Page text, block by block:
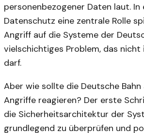
personenbezogener Daten laut. In
Datenschutz eine zentrale Rolle
Angriff auf die Systeme der
vielschichtiges Problem, das
darf.
Aber wie sollte die Deutsche
Angriffe reagieren? Der erste
die Sicherheitsarchitektur der
grundlegend zu überprüfen und